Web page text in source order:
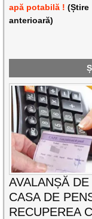
apă potabilă ! (Știre
anterioară)
AVALANȘĂ
CASA DE
RECUPEREA